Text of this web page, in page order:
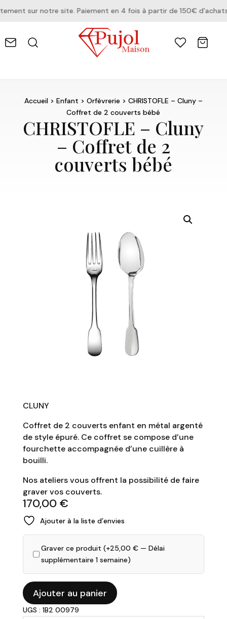
sur notre site. Paiement en 4 fois à partir de 150€ d'achats.
Accueil> Enfant > Orfèvrerie> CHRISTOFLE – Cluny –
Coffret de 2 couverts bébé
CHRISTOFLE – Cluny
– Coffret de 2
couverts bébé
CLUNY
Coffret de 2 couverts enfant en métal argenté
de style épuré. Ce coffret se compose d’une
fourchette accompagnée d’une cuillère à
bouilli.
Nos ateliers vous offrent la possibilité de faire
graver vos couverts.
170,00 €
Ajouter à la liste d’envies
Graver ce produit (+25,00 €— Délai
supplémentaire 1 semaine)
quantité
de
CHRISTOFLE
Ajouter au panier
UGS : 1B2 00979